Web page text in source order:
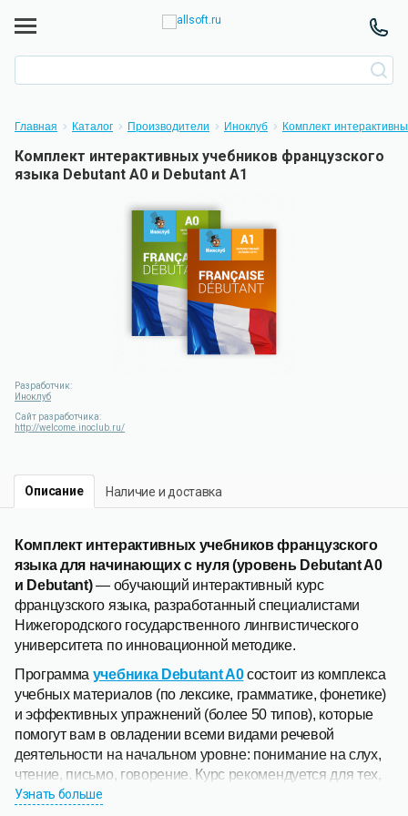
Главная Каталог Производители Иноклуб Комплект
Комплект интерактивных учебников французского
языка Debutant A0 и Debutant A1
Разработчик:
Иноклуб
Сайт разработчика:
http://welcome.inoclub.ru/
Описание Наличие и доставка
Комплект интерактивных учебников французского
языка для начинающих с нуля (уровень Debutant A0
и Debutant)— обучающий интерактивный курс
французского языка, разработанный специалистами
Нижегородского государственного лингвистического
университета по инновационной методике.
Программа учебника Debutant A0состоит из комплекса
учебных материалов (по лексике, грамматике, фонетике)
и эффективных упражнений (более 50 типов), которые
помогут вам в овладении всеми видами речевой
деятельности на начальном уровне: понимание на слух,
чтение, письмо, говорение. Курс рекомендуется для тех,
кто начинает изучать французский с нуля: в вузе, на
Узнать больше